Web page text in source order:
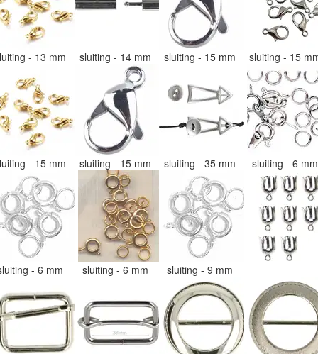
- 13 mm sluiting - 14 mm sluiting - 15 mm sluiting - 15
- 15 mm sluiting - 15 mm sluiting - 35 mm sluiting - 6
- 6 mm sluiting - 6 mm sluiting - 9 mm